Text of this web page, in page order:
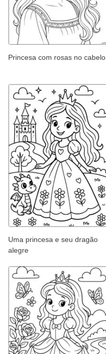
Princesa com rosas no cabelo
Uma princesa e seu dragão
alegre